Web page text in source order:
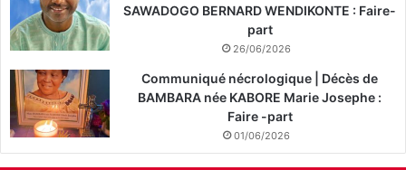
SAWADOGO BERNARD WENDIKONTE : Faire-
part
26/06/2026
Communiqué nécrologique | Décès de
BAMBARA née KABORE Marie Josephe :
Faire -part
01/06/2026